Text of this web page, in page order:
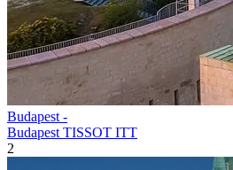
Budapest -
Budapest TISSOT ITT
2